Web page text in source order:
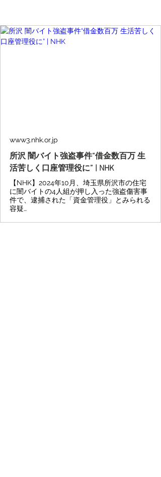
www3.nhk.or.jp
所沢 闇バイト強盗事件“借金数百万 生
活苦しく口座管理役に” | NHK
【NHK】2024年10月、埼玉県所沢市の住宅
に闇バイトの4人組が押し入った強盗傷害事
件で、逮捕された「資金管理役」とみられる
容疑…